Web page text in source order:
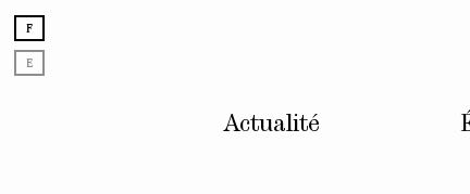
Actualité
F
E